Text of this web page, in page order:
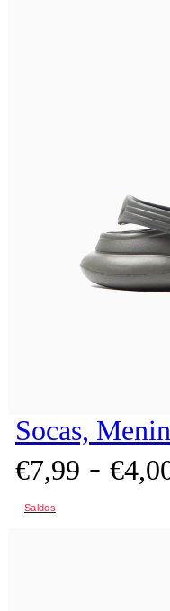
Socas,
€7,99 - €4,
Saldos